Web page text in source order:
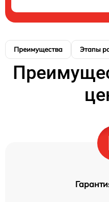
Преимущества Этапы